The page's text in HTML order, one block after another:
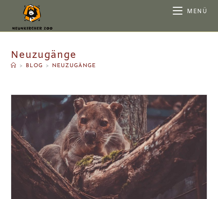
MENÜ
Neuzugänge
> BLOG > NEUZUGÄNGE